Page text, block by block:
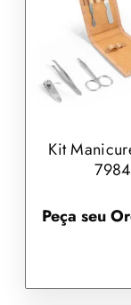
Kit
Peça seu